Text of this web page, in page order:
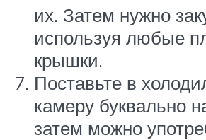
их. Затем нужно
используя любые
крышки.
Поставьте в
камеру буквально
затем можно